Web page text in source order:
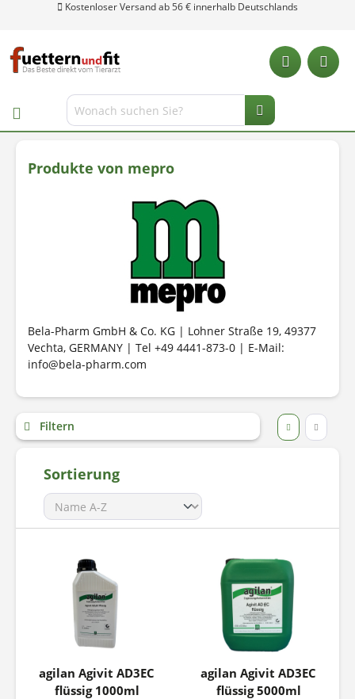
Unsere Hotline: 0 28 04 - 18 29 27 0
Produkte von mepro
Bela-Pharm GmbH & Co. KG | Lohner Straße 19, 49377
Vechta, GERMANY | Tel +49 4441-873-0 | E-Mail:
info@bela-pharm.com
Filtern
Sortierung
agilan Agivit AD3EC
flüssig 1000ml
agilan Agivit AD3EC
flüssig 5000ml